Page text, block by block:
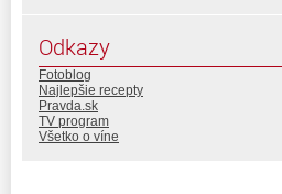
Odkazy
Fotoblog
Najlepšie recepty
Pravda.sk
TV program
Všetko o víne